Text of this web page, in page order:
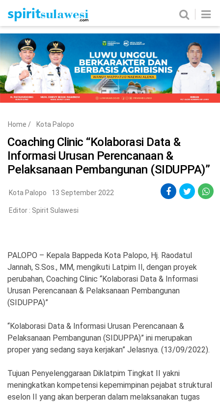
Home News
Metro Nasional
Politik Hukum & Kriminal
Copyright
2026
Spirit
Sulawesi
Home / Kota Palopo
Coaching Clinic “Kolaborasi Data &
Informasi Urusan Perencanaan &
Pelaksanaan Pembangunan (SIDUPPA)”
Kota Palopo 13 September 2022
Editor : Spirit Sulawesi
PALOPO – Kepala Bappeda Kota Palopo, Hj. Raodatul
Jannah, S.Sos., MM, mengikuti Latpim II, dengan proyek
perubahan, Coaching Clinic “Kolaborasi Data & Informasi
Urusan Perencanaan & Pelaksanaan Pembangunan
(SIDUPPA)”
“Kolaborasi Data & Informasi Urusan Perencanaan &
Pelaksanaan Pembangunan (SIDUPPA)” ini merupakan
proper yang sedang saya kerjakan” Jelasnya. (13/09/2022).
Tujuan Penyelenggaraan Diklatpim Tingkat II yakni
meningkatkan kompetensi kepemimpinan pejabat struktural
eselon II yang akan berperan dalam melaksanakan tugas